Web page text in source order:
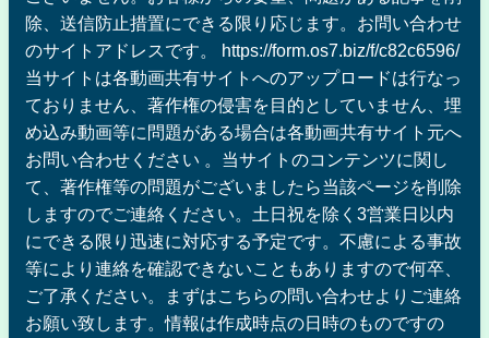
除、送信防止措置にできる限り応じます。お問い合わせ
のサイトアドレスです。 https://form.os7.biz/f/c82c6596/
当サイトは各動画共有サイトへのアップロードは行なっ
ておりません、著作権の侵害を目的としていません、埋
め込み動画等に問題がある場合は各動画共有サイト元へ
お問い合わせください 。当サイトのコンテンツに関し
て、著作権等の問題がございましたら当該ページを削除
しますのでご連絡ください。土日祝を除く3営業日以内
にできる限り迅速に対応する予定です。不慮による事故
等により連絡を確認できないこともありますので何卒、
ご了承ください。まずはこちらの問い合わせよりご連絡
お願い致します。情報は作成時点の日時のものですの